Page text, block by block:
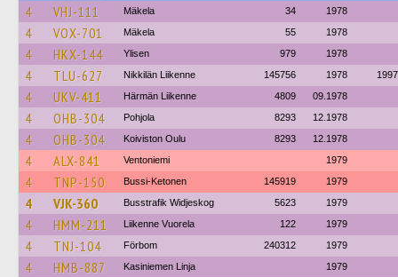
4 VHJ-111 Mäkela 34 1978
4 VOX-701 Mäkela 55 1978
4 HKX-144 Ylisen 979 1978
4 TLU-627 Nikkilän Liikenne 145756 1978 1997
4 UKV-411 Härmän Liikenne 4809 09.1978
4 OHB-304 Pohjola 8293 12.1978
4 OHB-304 Koiviston Oulu 8293 12.1978
4 ALX-841 Ventoniemi 1979
4 TNP-150 Bussi-Ketonen 145919 1979
4 VJK-360 Busstrafik Widjeskog 5623 1979
4 HMM-211 Liikenne Vuorela 122 1979
4 TNJ-104 Förbom 240312 1979
4 HMB-887 Kasiniemen Linja 1979